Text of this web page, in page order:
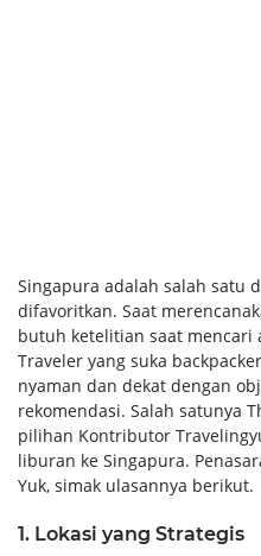
Singapura adalah salah satu
difavoritkan. Saat
butuh ketelitian saat mencari
Traveler yang suka
nyaman dan dekat dengan
rekomendasi. Salah satunya
pilihan Kontributor
liburan ke Singapura.
Yuk, simak ulasannya berikut.
1. Lokasi yang Strategis